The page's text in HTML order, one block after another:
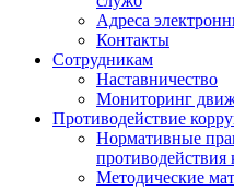
Адреса
Контакты
Сотрудникам
Наставничество
Мониторинг
Противодействие
Нормативные
противодействия
Методические